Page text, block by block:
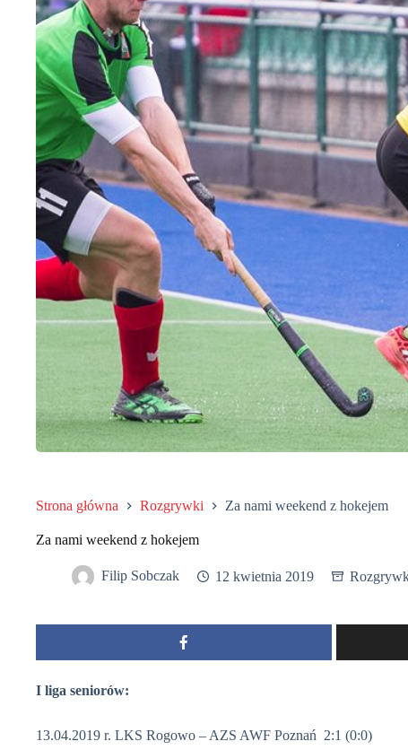
Strona główna Rozgrywki Za nami weekend z hokejem
Za nami weekend z hokejem
Filip Sobczak 12 kwietnia 2019
I liga seniorów:
13.04.2019 r. LKS Rogowo – AZS AWF Poznań 2:1 (0:0)